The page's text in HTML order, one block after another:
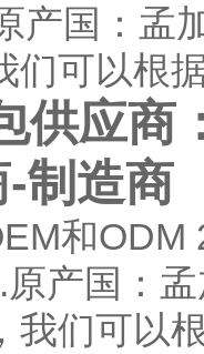
产国：孟
们可以根
供应商
制造商
和
产国：
我们可以